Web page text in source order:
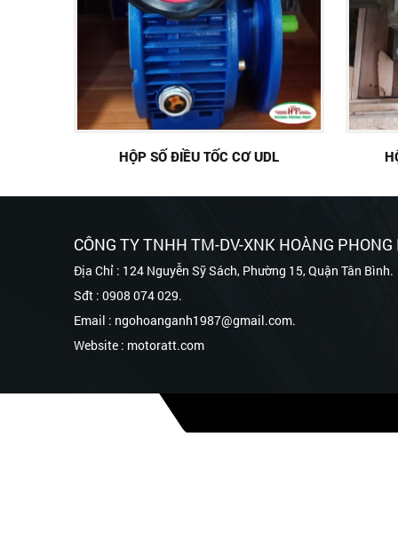
HỘP SỐ ĐIỀU TỐC CƠ UDL
CÔNG TY TNHH TM-DV-XNK HOÀNG
Địa Chỉ : 124 Nguyễn Sỹ Sách, Phường 15, Quận Tân Bình.
Sđt : 0908 074 029.
Email : ngohoanganh1987@gmail.com.
Website : motoratt.com